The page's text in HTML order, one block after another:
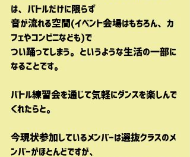
は、バトルだけに限らず
音が流れる空間(イベント会場はもちろん、カ
フェやコンビニなども)で
つい踊ってしまう。というような生活の一部に
なることです。
バトル練習会を通じて気軽にダンスを楽しんで
くれたらと。
今現状参加しているメンバーは選抜クラスのメ
ンバーがほとんどですが、